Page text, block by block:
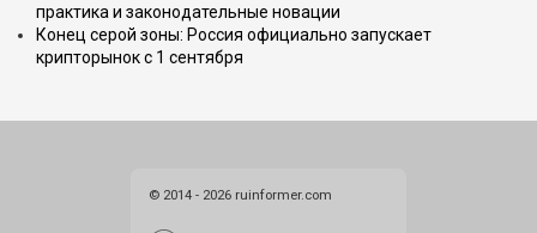
практика и законодательные новации
Конец серой зоны: Россия официально запускает
крипторынок с 1 сентября
© 2014 - 2026 ruinformer.com